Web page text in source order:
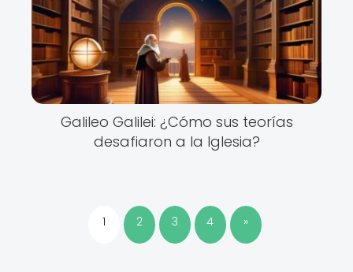
Galileo Galilei: ¿Cómo sus teorías
desafiaron a la Iglesia?
1 2 3 4 »